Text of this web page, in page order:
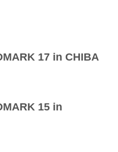
17 in CHIBA
15 in